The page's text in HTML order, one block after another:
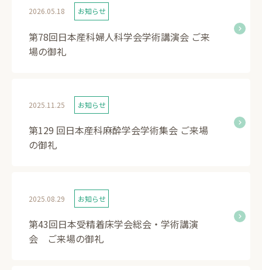
2026.05.18 お知らせ
第78回日本産科婦人科学会学術講演会 ご来
場の御礼
2025.11.25 お知らせ
第129 回日本産科麻酔学会学術集会 ご来場
の御礼
2025.08.29 お知らせ
第43回日本受精着床学会総会・学術講演
会 ご来場の御礼